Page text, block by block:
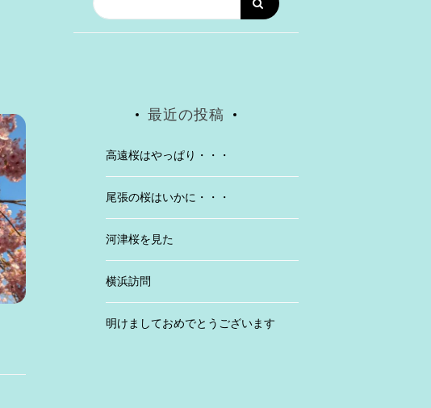
最近の投稿
高遠桜はやっぱり・・・
尾張の桜はいかに・・・
河津桜を見た
横浜訪問
明けましておめでとうございます